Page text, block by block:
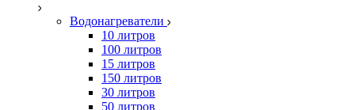
Водонагреватели
10 литров
100 литров
15 литров
150 литров
30 литров
50 литров